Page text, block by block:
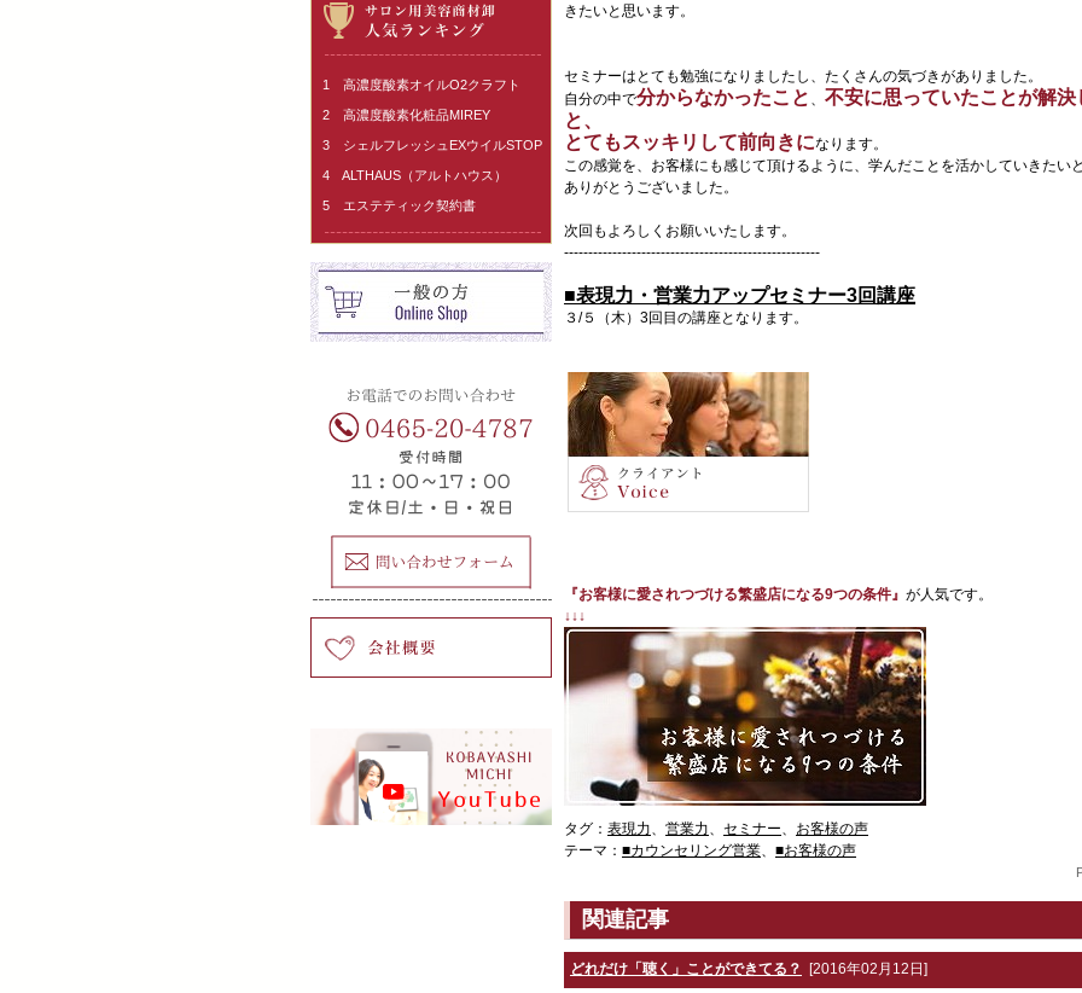
1 高濃度酸素オイルO2クラフト
2 高濃度酸素化粧品MIREY
3 シェルフレッシュEXウイルSTOP
4 ALTHAUS（アルトハウス）
5 エステティック契約書
きたいと思います。
セミナーはとても勉強になりましたし、たくさんの気づきがありました。
自分の中で分からなかったこと 、 不安に思っていたことが解決
と、
とてもスッキリして前向きになります。
この感覚を、お客様にも感じて頂けるように、学んだことを活かしていきたい
ありがとうございました。
次回もよろしくお願いいたします。
-----------------------------------------------------
■表現力・営業力アップセミナー3回講座
３/５（木）3回目の講座となります。
『お客様に愛されつづける繁盛店になる9つの条件』 が人気です。
↓↓↓
タグ： 表現力、 営業力、 セミナー、 お客様の声
テーマ： ■カウンセリング営業、 ■お客様の声
関連記事
どれだけ「聴く」ことができてる？ [2016年02月12日]